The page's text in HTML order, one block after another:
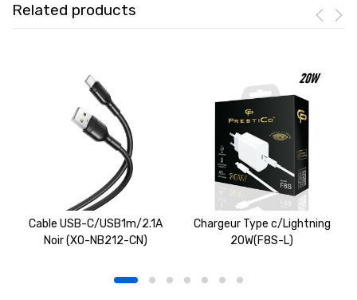
Related products
Cable USB-C/USB1m/2.1A
Noir (XO-NB212-CN)
Chargeur Type c/Lightning
20W(F8S-L)